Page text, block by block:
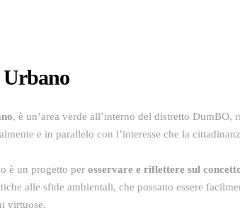
, è un’area verde all’interno del distretto
e in parallelo con l’interesse che la
è un progetto per osservare e riflettere sul
alle sfide ambientali, che possano essere
virtuose.